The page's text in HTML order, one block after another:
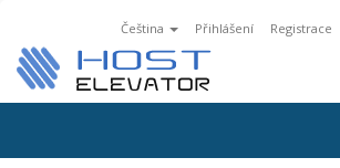
Čeština Přihlášení Registrace